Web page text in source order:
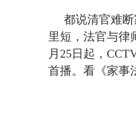
都说清官难
里短，法官与律
月25日起，
首播。看《家事